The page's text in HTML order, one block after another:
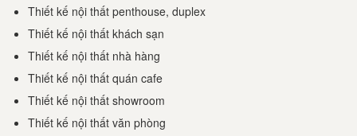
Thiết kế nội thất penthouse, duplex
Thiết kế nội thất khách sạn
Thiết kế nội thất nhà hàng
Thiết kế nội thất quán cafe
Thiết kế nội thất showroom
Thiết kế nội thất văn phòng